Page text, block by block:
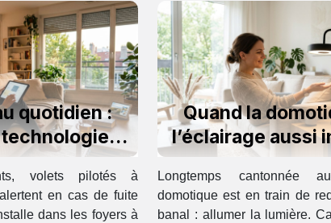
quotidien :
confort
volets pilotés à
en cas de fuite
dans les foyers à
Quand la
l’éclairage aussi
Longtemps cantonnée
domotique est en train de
banal : allumer la lumière.